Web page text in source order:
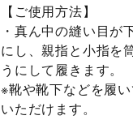
【ご使用方法】
・真ん中の縫い目が
にし、親指と小指を
うにして履きます。
※靴や靴下などを履
いただけます。